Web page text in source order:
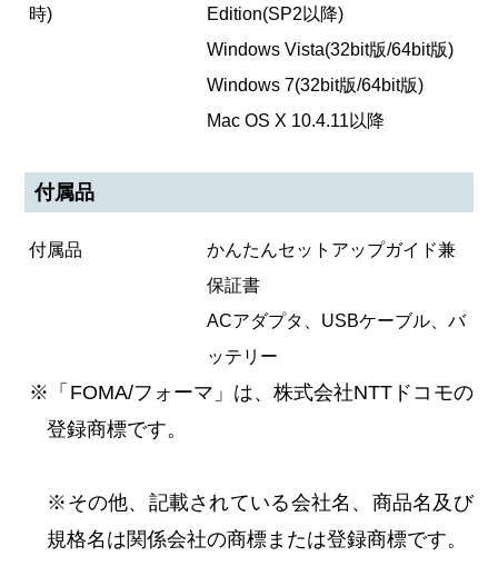
時)
Edition(SP2以降)
Windows Vista(32bit版/64bit版)
Windows 7(32bit版/64bit版)
Mac OS X 10.4.11以降
付属品
付属品
かんたんセットアップガイド兼
保証書
ACアダプタ、USBケーブル、バ
ッテリー
※「FOMA/フォーマ」は、株式会社NTTドコモの
登録商標です。
※その他、記載されている会社名、商品名及び
規格名は関係会社の商標または登録商標です。